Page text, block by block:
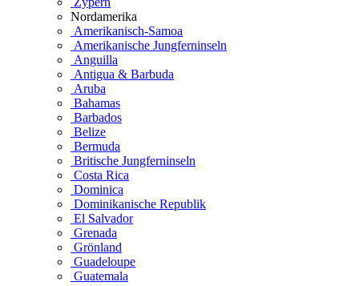
Nordamerika
Amerikanisch-Samoa
Amerikanische Jungferninseln
Anguilla
Antigua & Barbuda
Aruba
Bahamas
Barbados
Belize
Bermuda
Britische Jungferninseln
Costa Rica
Dominica
Dominikanische Republik
El Salvador
Grenada
Grönland
Guadeloupe
Guatemala